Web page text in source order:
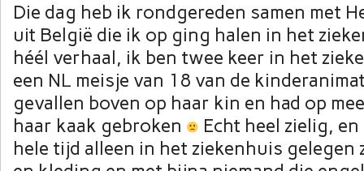
Die dag heb ik rondgereden samen met
uit België die ik op ging halen in het
héél verhaal, ik ben twee keer in het
een NL meisje van 18 van de
gevallen boven op haar kin en had op
haar kaak gebroken
Echt heel zielig,
hele tijd alleen in het ziekenhuis